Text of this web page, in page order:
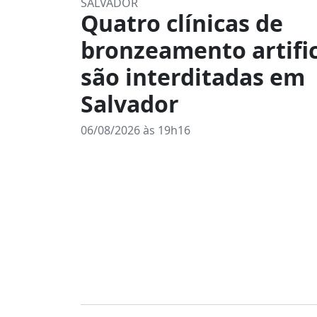
Quatro clínicas de
bronzeamento
são interditadas em
Salvador
06/08/2026 às 19h16